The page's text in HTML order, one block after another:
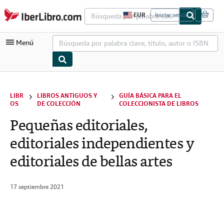
Pasar al contenido principal
IberLibro.com
EUR
P
r
f
e
i
a
e
o
m
p
r
Iniciar sesión
Menú
Consultar mis pedidos
Colecciones
Libros antiguos
Arte y coleccionismo
Vendedores
LIBR
OS
LIBROS ANTIGUOS Y
DE COLECCIÓN
GUÍA BÁSICA PARA EL
COLECCIONISTA DE LIBROS
Pequeñas editoriales,
editoriales independientes y
editoriales de bellas artes
17 septiembre 2021